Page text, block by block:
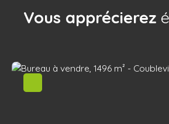
Vous apprécierez